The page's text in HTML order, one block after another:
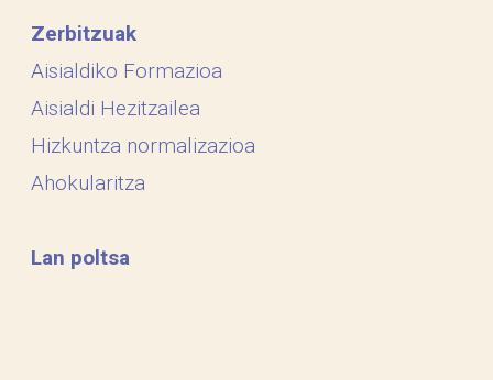
Zerbitzuak
Aisialdiko Formazioa
Aisialdi Hezitzailea
Hizkuntza normalizazioa
Ahokularitza
Lan poltsa